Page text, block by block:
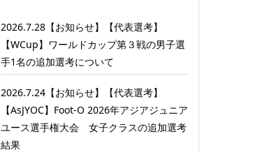
2026.7.28【お知らせ】【代表選考】
【WCup】ワールドカップ第３戦の男子選
手1名の追加選考について
2026.7.24【お知らせ】【代表選考】
【AsJYOC】Foot-O 2026年アジアジュニア
ユース選手権大会 女子クラスの追加選考
結果